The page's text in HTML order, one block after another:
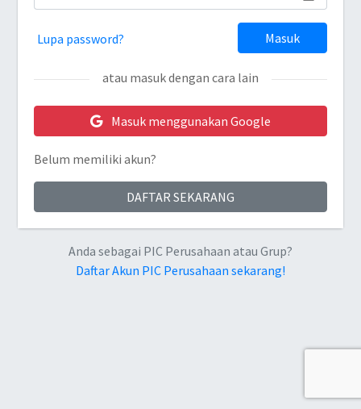
Lupa password? Masuk
atau masuk dengan cara lain
Masuk menggunakan Google
Belum memiliki akun?
DAFTAR SEKARANG
Anda sebagai PIC Perusahaan atau Grup?
Daftar Akun PIC Perusahaan sekarang!